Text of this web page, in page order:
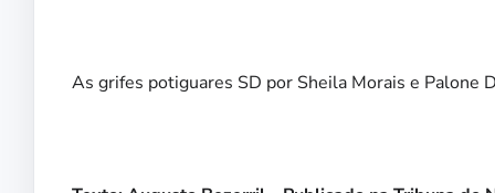
As grifes potiguares SD por Sheila Morais e Palone